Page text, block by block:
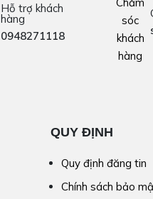
Hỗ trợ khách
hàng
0948271118
QUY ĐỊNH
Quy định đăng tin
Chính sách bảo